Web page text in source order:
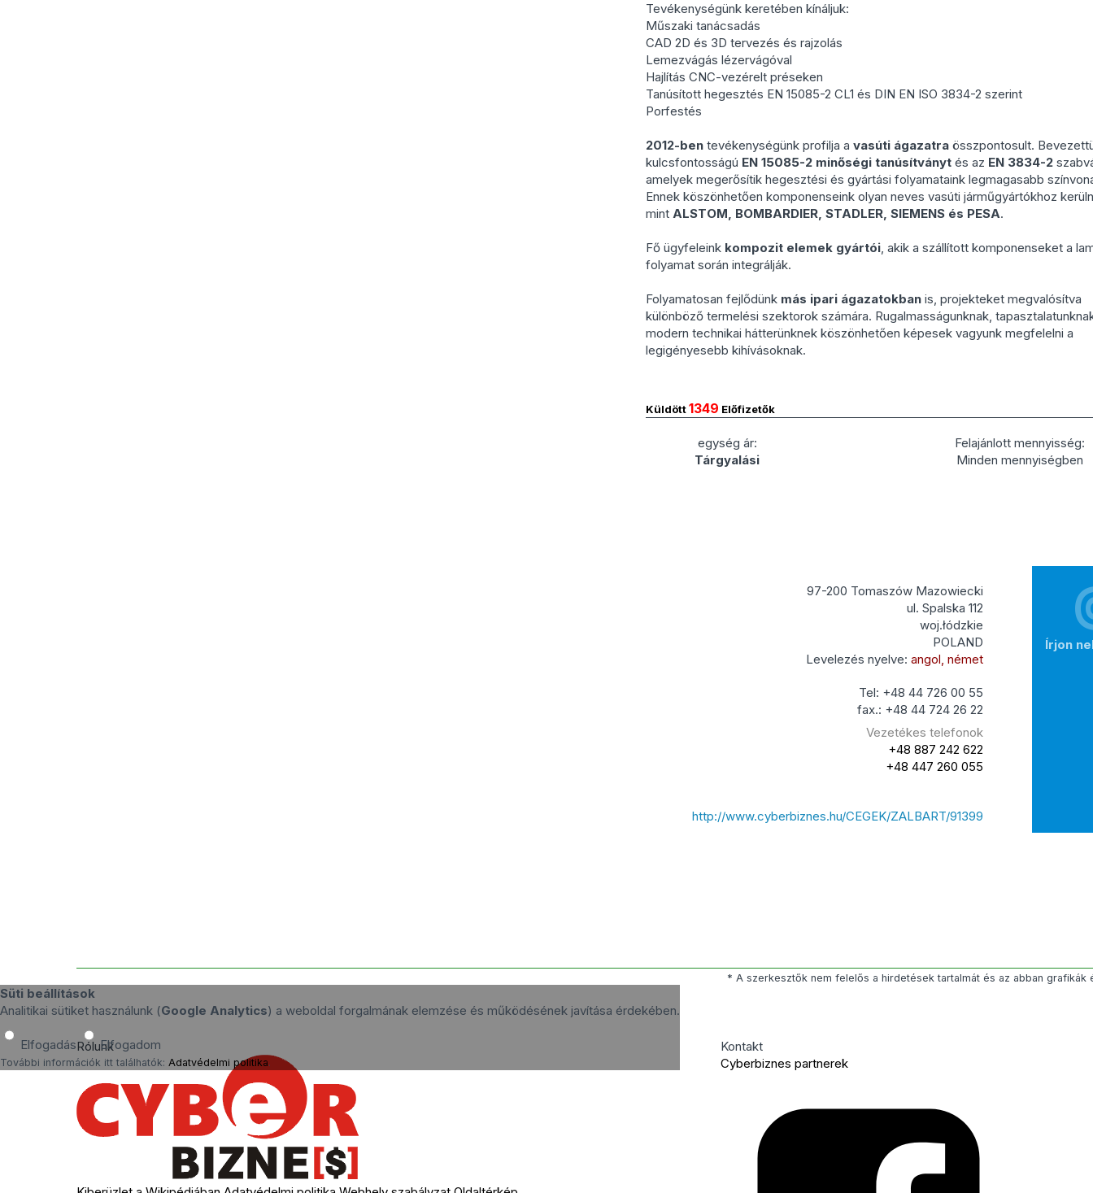
Tevékenységünk keretében kínáljuk:
Műszaki tanácsadás
CAD 2D és 3D tervezés és rajzolás
Lemezvágás lézervágóval
Hajlítás CNC-vezérelt préseken
Tanúsított hegesztés EN 15085-2 CL1 és DIN EN ISO 3834-2 szerint
Porfestés
2012-ben tevékenységünk profilja avasúti ágazatra összpontosult.
kulcsfontosságú EN 15085-2 minőségi tanúsítványt és az EN 3834-2
amelyek megerősítik hegesztési és gyártási folyamataink legmagasabb
Ennek köszönhetően komponenseink olyan neves vasúti járműgyártókhoz
mintALSTOM, BOMBARDIER, STADLER, SIEMENS és PESA.
Fő ügyfeleink kompozit elemek gyártói, akik a szállított komponenseket a
folyamat során integrálják.
Folyamatosan fejlődünk más ipari ágazatokban is, projekteket megvalósítva
különböző termelési szektorok számára. Rugalmasságunknak,
modern technikai hátterünknek köszönhetően képesek vagyunk megfelelni a
legigényesebb kihívásoknak.
Küldött1349 Előfizetők
egység ár:
Tárgyalási
Felajánlott mennyisség:
Minden mennyiségben
97-200 Tomaszów Mazowiecki
ul. Spalska 112
woj.łódzkie
POLAND
Levelezés nyelve:angol, német
Tel: +48 44 726 00 55
fax.: +48 44 724 26 22
Vezetékes telefonok
+48 887 242 622
+48 447 260 055
http://www.cyberbiznes.hu/CEGEK/ZALBART/91399
Írjon
* A szerkesztők nem felelős a hirdetések tartalmát és az abban grafikák
Süti beállítások
Analitikai sütiket használunk (Google Analytics) a weboldal forgalmának elemzése és működésének javítása érdekében.
Elfogadás Elfogadom
További információk itt találhatók: Adatvédelmi politika.
Rólunk
Kontakt
Cyberbiznes partnerek